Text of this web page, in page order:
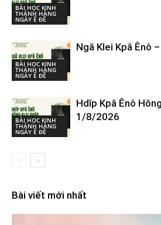
BÀI HỌC KINH
THÁNH HÀNG
NGÀY Ê ĐÊ
BÀI HỌC KINH
THÁNH HÀNG
NGÀY Ê ĐÊ
Ngă Klei Kpă Ênô
BÀI HỌC KINH
THÁNH HÀNG
NGÀY Ê ĐÊ
Hdĭp Kpă Ênô
1/8/2026
Bài viết mới nhất